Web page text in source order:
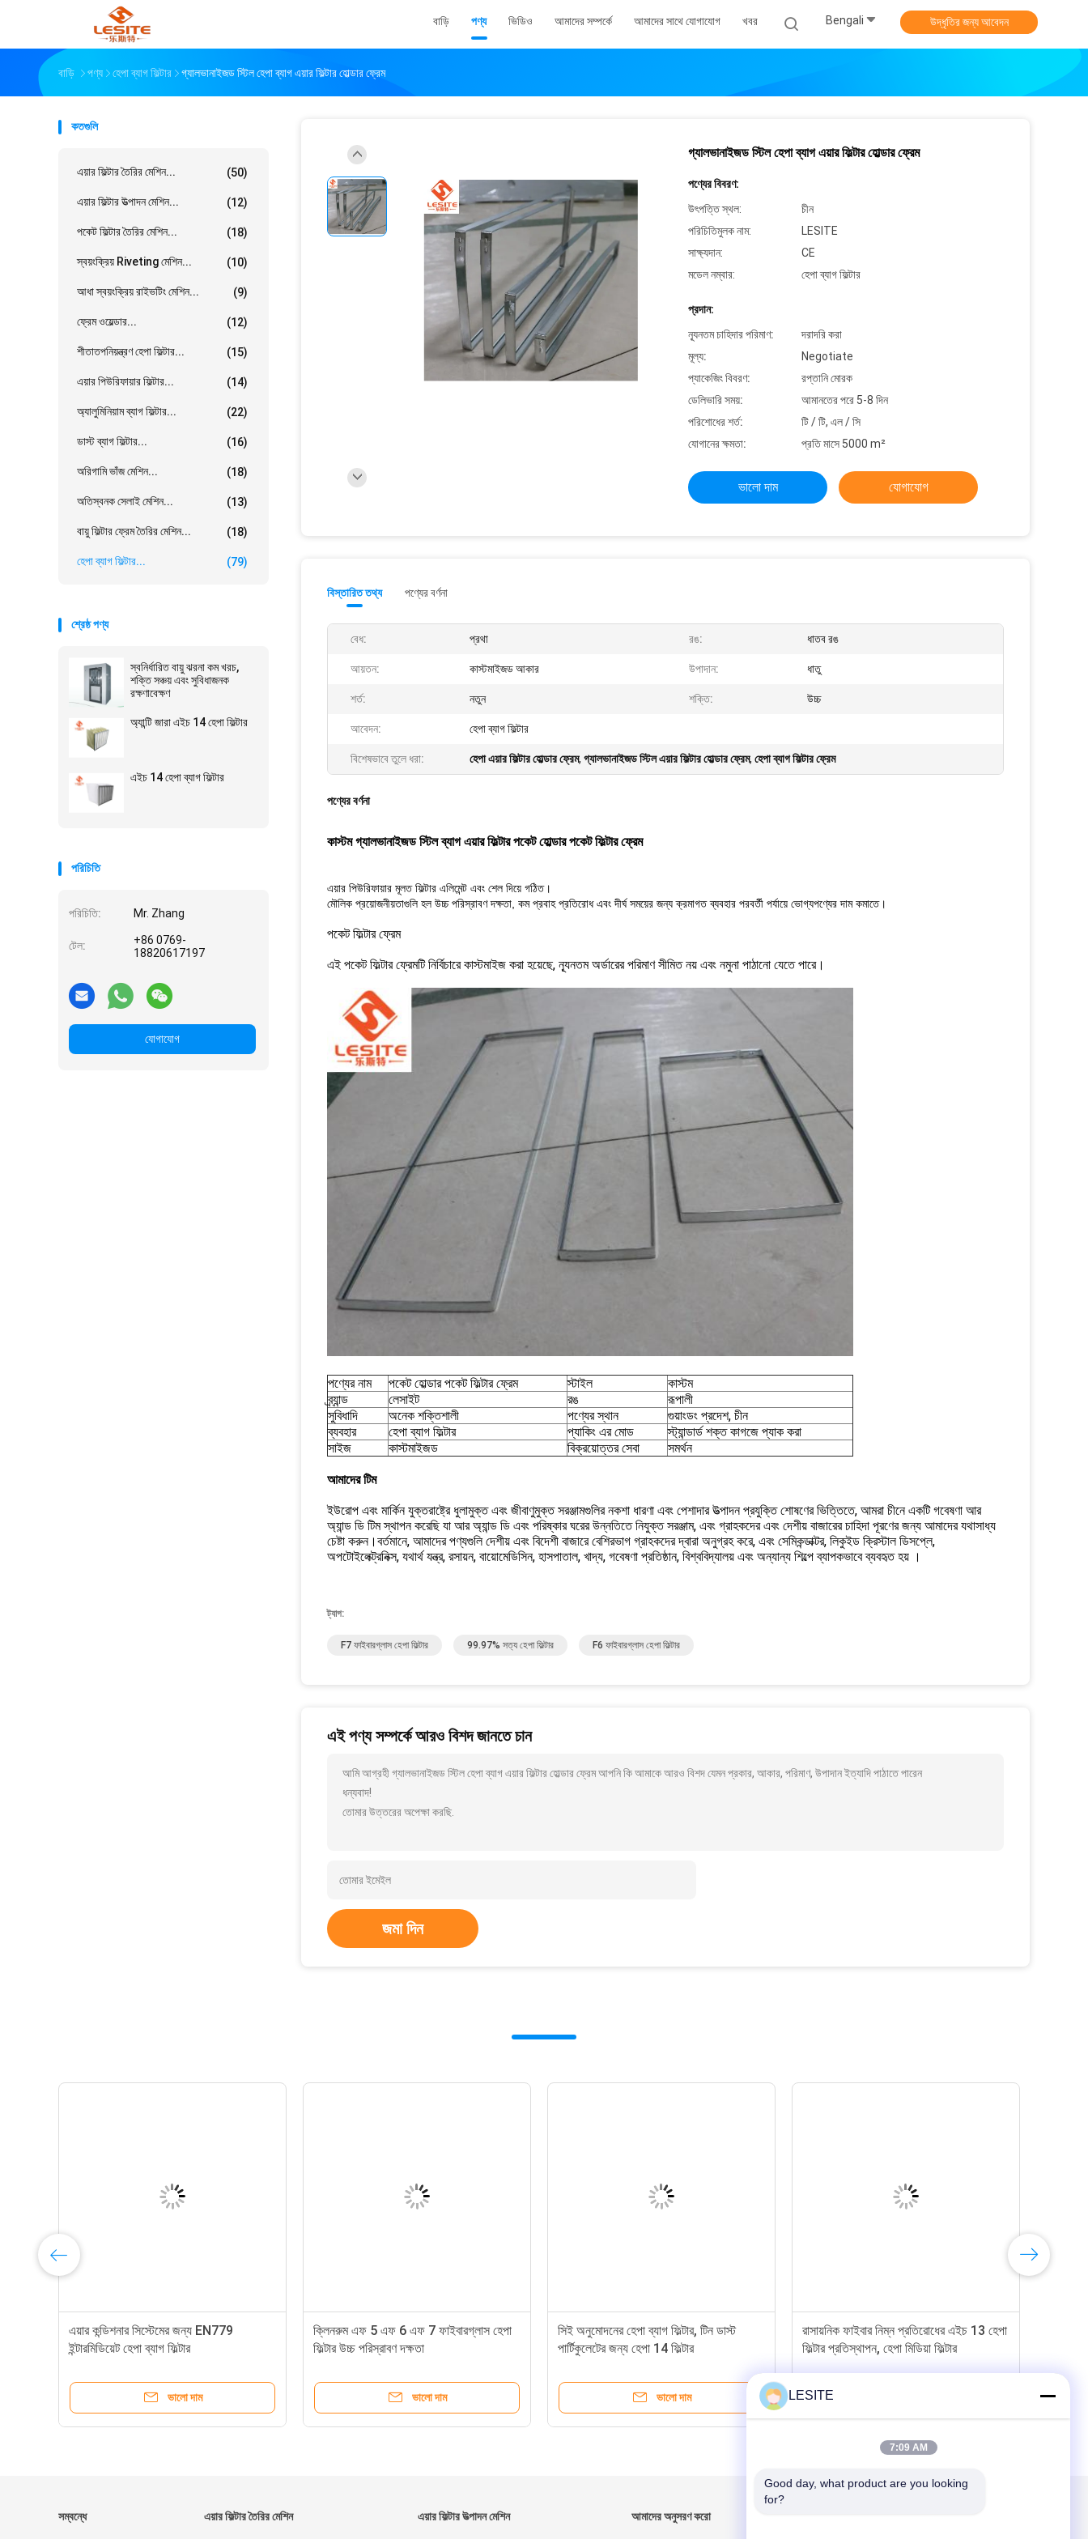
বাড়ি পণ্য ভিডিও আমাদের সম্পর্কে আমাদের সাথে যোগাযোগ খবর Bengali উদ্ধৃতির জন্য আবেদন
বাড়ি পণ্য হেপা ব্যাগ ফিল্টার গ্যালভানাইজড স্টিল হেপা ব্যাগ এয়ার ফিল্টার হোল্ডার ফ্রেম
কতগুলি
এয়ার ফিল্টার তৈরির মেশিন... (50)
এয়ার ফিল্টার উত্পাদন মেশিন... (12)
পকেট ফিল্টার তৈরির মেশিন... (18)
স্বয়ংক্রিয় Riveting মেশিন... (10)
আধা স্বয়ংক্রিয় রাইভটিং মেশিন... (9)
ফ্রেম ওয়েল্ডার... (12)
শীতাতপনিয়ন্ত্রণ হেপা ফিল্টার... (15)
এয়ার পিউরিফায়ার ফিল্টার... (14)
অ্যালুমিনিয়াম ব্যাগ ফিল্টার... (22)
ডাস্ট ব্যাগ ফিল্টার... (16)
অরিগামি ভাঁজ মেশিন... (18)
অতিস্বনক সেলাই মেশিন... (13)
বায়ু ফিল্টার ফ্রেম তৈরির মেশিন... (18)
হেপা ব্যাগ ফিল্টার... (79)
শ্রেষ্ঠ পণ্য
স্বনির্ধারিত বায়ু ঝরনা কম খরচ,
শক্তি সঞ্চয় এবং সুবিধাজনক
রক্ষণাবেক্ষণ
অ্যান্টি জারা এইচ 14 হেপা ফিল্টার
এইচ 14 হেপা ব্যাগ ফিল্টার
পরিচিতি
পরিচিতি: Mr. Zhang
টেল:
+86 0769-
18820617197
যোগাযোগ
গ্যালভানাইজড স্টিল হেপা ব্যাগ এয়ার ফিল্টার হোল্ডার ফ্রেম
পণ্যের বিবরণ:
উৎপত্তি স্থল:
চীন
পরিচিতিমুলক নাম:
LESITE
সাক্ষ্যদান:
CE
মডেল নম্বার:
হেপা ব্যাগ ফিল্টার
প্রদান:
ন্যূনতম চাহিদার পরিমাণ:
দরাদরি করা
মূল্য:
Negotiate
প্যাকেজিং বিবরণ:
রপ্তানি মোরক
ডেলিভারি সময়:
আমানতের পরে 5-8 দিন
পরিশোধের শর্ত:
টি / টি, এল / সি
যোগানের ক্ষমতা:
প্রতি মাসে 5000 m²
ভালো দাম যোগাযোগ
বিস্তারিত তথ্য পণ্যের বর্ণনা
বেধ: প্রথা রঙ: ধাতব রঙ
আয়তন: কাস্টমাইজড আকার উপাদান: ধাতু
শর্ত: নতুন শক্তি: উচ্চ
আবেদন: হেপা ব্যাগ ফিল্টার
বিশেষভাবে তুলে ধরা: হেপা এয়ার ফিল্টার হোল্ডার ফ্রেম, গ্যালভানাইজড স্টিল এয়ার ফিল্টার হোল্ডার ফ্রেম, হেপা ব্যাগ ফিল্টার ফ্রেম
পণ্যের বর্ণনা
কাস্টম গ্যালভানাইজড স্টিল ব্যাগ এয়ার ফিল্টার পকেট হোল্ডার পকেট ফিল্টার ফ্রেম
এয়ার পিউরিফায়ার মূলত ফিল্টার এলিমেন্ট এবং শেল দিয়ে গঠিত।
মৌলিক প্রয়োজনীয়তাগুলি হল উচ্চ পরিস্রাবণ দক্ষতা, কম প্রবাহ প্রতিরোধ এবং দীর্ঘ সময়ের জন্য ক্রমাগত ব্যবহার পরবর্তী পর্যায়ে ভোগ্যপণ্যের দাম কমাতে।
পকেট ফিল্টার ফ্রেম
এই পকেট ফিল্টার ফ্রেমটি নির্বিচারে কাস্টমাইজ করা হয়েছে, ন্যূনতম অর্ডারের পরিমাণ সীমিত নয় এবং নমুনা পাঠানো যেতে পারে।
পণ্যের নাম পকেট হোল্ডার পকেট ফিল্টার ফ্রেম স্টাইল
কাস্টম
ব্র্যান্ড
লেসাইট রঙ
রূপালী
সুবিধাদি
অনেক শক্তিশালী পণ্যের স্থান
গুয়াংডং প্রদেশ, চীন
ব্যবহার
হেপা ব্যাগ ফিল্টার প্যাকিং এর মোড
স্ট্যান্ডার্ড শক্ত কাগজে প্যাক করা
সাইজ
কাস্টমাইজড বিক্রয়োত্তর সেবা সমর্থন
আমাদের টিম
ইউরোপ এবং মার্কিন যুক্তরাষ্ট্রে ধুলামুক্ত এবং জীবাণুমুক্ত সরঞ্জামগুলির নকশা ধারণা এবং পেশাদার উত্পাদন প্রযুক্তি শোষণের ভিত্তিতে, আমরা চীনে একটি গবেষণা আর
অ্যান্ড ডি টিম স্থাপন করেছি যা আর অ্যান্ড ডি এবং পরিষ্কার ঘরের উন্নতিতে নিযুক্ত সরঞ্জাম, এবং গ্রাহকদের এবং দেশীয় বাজারের চাহিদা পূরণের জন্য আমাদের যথাসাধ্য
চেষ্টা করুন।বর্তমানে, আমাদের পণ্যগুলি দেশীয় এবং বিদেশী বাজারে বেশিরভাগ গ্রাহকদের দ্বারা অনুগ্রহ করে, এবং সেমিকন্ডাক্টর, লিকুইড ক্রিস্টাল ডিসপ্লে,
অপটোইলেক্ট্রনিক্স, যথার্থ যন্ত্র, রসায়ন, বায়োমেডিসিন, হাসপাতাল, খাদ্য, গবেষণা প্রতিষ্ঠান, বিশ্ববিদ্যালয় এবং অন্যান্য শিল্পে ব্যাপকভাবে ব্যবহৃত হয় ।
ট্যাগ:
F7 ফাইবারগ্লাস হেপা ফিল্টার 99.97% সত্য হেপা ফিল্টার F6 ফাইবারগ্লাস হেপা ফিল্টার
এই পণ্য সম্পর্কে আরও বিশদ জানতে চান
আমি আগ্রহী গ্যালভানাইজড স্টিল হেপা ব্যাগ এয়ার ফিল্টার হোল্ডার ফ্রেম আপনি কি আমাকে আরও বিশদ যেমন প্রকার, আকার, পরিমাণ, উপাদান ইত্যাদি পাঠাতে পারেন
ধন্যবাদ!
তোমার উত্তরের অপেক্ষা করছি.
জমা দিন
এয়ার কন্ডিশনার সিস্টেমের জন্য EN779
ইন্টারমিডিয়েট হেপা ব্যাগ ফিল্টার
ভালো দাম
ক্লিনরুম এফ 5 এফ 6 এফ 7 ফাইবারগ্লাস হেপা
ফিল্টার উচ্চ পরিস্রাবণ দক্ষতা
ভালো দাম
সিই অনুমোদনের হেপা ব্যাগ ফিল্টার, টিন ডাস্ট
পার্টিকুলেটের জন্য হেপা 14 ফিল্টার
ভালো দাম
রাসায়নিক ফাইবার নিম্ন প্রতিরোধের এইচ 13 হেপা
ফিল্টার প্রতিস্থাপন, হেপা মিডিয়া ফিল্টার
সম্বন্ধে এয়ার ফিল্টার তৈরির মেশিন এয়ার ফিল্টার উত্পাদন মেশিন আমাদের অনুসরণ করো
LESITE
7:09 AM
Good day, what product are you looking
for?